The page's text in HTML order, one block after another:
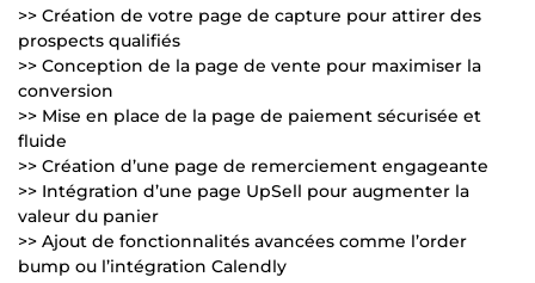
>> Création de votre page de capture pour attirer des
prospects qualifiés
>> Conception de la page de vente pour maximiser la
conversion
>> Mise en place de la page de paiement sécurisée et
fluide
>> Création d’une page de remerciement engageante
>> Intégration d’une page UpSell pour augmenter la
valeur du panier
>> Ajout de fonctionnalités avancées comme l’order
bump ou l’intégration Calendly